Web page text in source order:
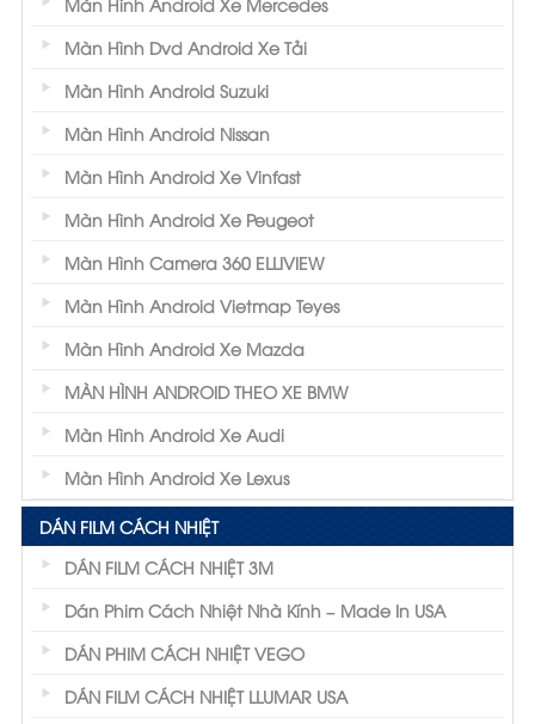
Màn Hình Android Xe Mercedes
Màn Hình Dvd Android Xe Tải
Màn Hình Android Suzuki
Màn Hình Android Nissan
Màn Hình Android Xe Vinfast
Màn Hình Android Xe Peugeot
Màn Hình Camera 360 ELLIVIEW
Màn Hình Android Vietmap Teyes
Màn Hình Android Xe Mazda
MÀN HÌNH ANDROID THEO XE BMW
Màn Hình Android Xe Audi
Màn Hình Android Xe Lexus
DÁN FILM CÁCH NHIỆT
DÁN FILM CÁCH NHIỆT 3M
Dán Phim Cách Nhiệt Nhà Kính – Made In USA
DÁN PHIM CÁCH NHIỆT VEGO
DÁN FILM CÁCH NHIỆT LLUMAR USA